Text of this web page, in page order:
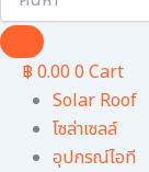
฿ 0.00 0 Cart
Solar Roof
โซล่าเซลล์
อุปกรณ์ไอที